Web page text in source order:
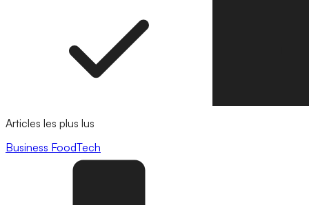
Articles les plus lus
Business FoodTech